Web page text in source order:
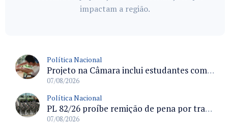
impactam a região.
Política Nacional
Projeto na Câmara inclui estudantes com deficiência no regime escolar especial da LDB e estabelece critérios para frequência
07/08/2026
Política Nacional
PL 82/26 proíbe remição de pena por trabalho em funções militares para condenados por crimes contra o Estado Democrático de Direito
07/08/2026